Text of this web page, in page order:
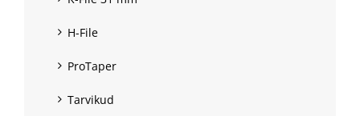
H-File
ProTaper
Tarvikud